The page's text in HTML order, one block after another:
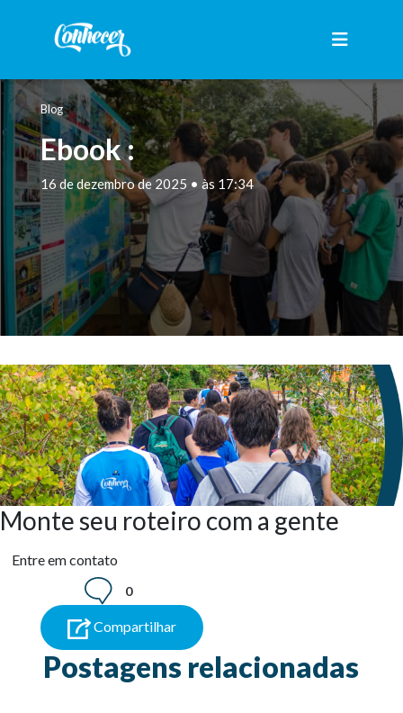
Blog
Ebook :
16 de dezembro de 2025 • às 17:34
Monte seu roteiro com a gente
Entre em contato
0
Compartilhar
Postagens relacionadas